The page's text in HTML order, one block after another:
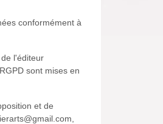
conformément à
l'éditeur
sont mises en
et de